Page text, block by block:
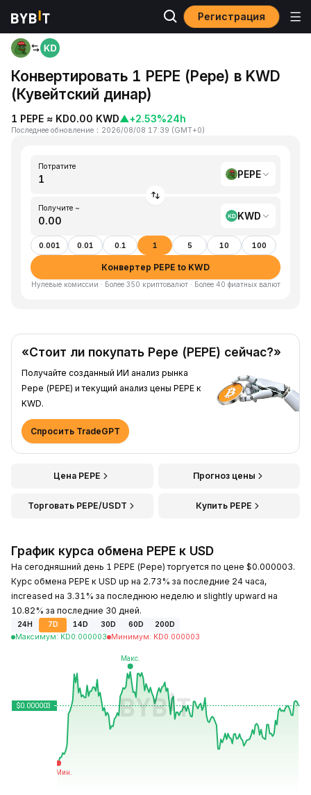
Регистрация
Главная
Конвертировать 1 PEPE (Pepe) в KWD
(Кувейтский динар)
1 PEPE ≈ KD0.00 KWD▲+2.53%24h
Последнее обновление ： 2026/08/08 17:39 (GMT+0)
Потратите
PEPE
Получите ~
KWD
0.001 0.01 0.1 1 5 10 100
Конвертер PEPE to KWD
Нулевые комиссии · Более 350 криптовалют · Более 40 фиатных валют
«Стоит ли покупать Pepe (PEPE) сейчас?»
Получайте созданный ИИ анализ рынка
Pepe (PEPE) и текущий анализ цены PEPE к
KWD.
Спросить TradeGPT
Цена PEPE Прогноз цены
Торговать PEPE/USDT Купить PEPE
График курса обмена PEPE к USD
На сегодняшний день 1 PEPE (Pepe) торгуется по цене $0.000003.
Курс обмена PEPE к USD up на 2.73% за последние 24 часа,
increased на 3.31% за последнюю неделю и slightly upward на
10.82% за последние 30 дней.
24H 7D 14D 30D 60D
200D
Максимум: KD0.000003 Минимум: KD0.000003
Последнее обновление: 17:39 GMT+0 2026-08-08